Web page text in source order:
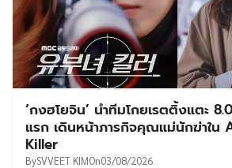
‘กงฮโยจิน’ นำทีมโกยเรตติ้งแตะ
แรก เดินหน้าภารกิจคุณแม่นักฆ่าใน
Killer
BySVVEET KIMOn03/08/2026